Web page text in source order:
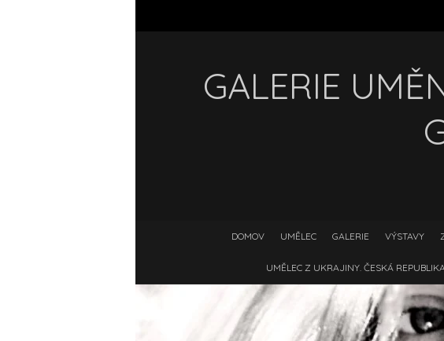
GALERIE
DOMOV UMĚLEC GALERIE VÝSTAVY
UMĚLEC Z UKRAJINY. ČESKÁ